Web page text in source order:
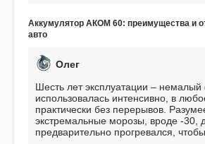
Аккумулятор АКОМ 60: преимущества и
авто
Олег
Шесть лет эксплуатации –
использовалась интенсивно, в
практически без перерывов.
экстремальные морозы, вроде -30,
предварительно прогревался,